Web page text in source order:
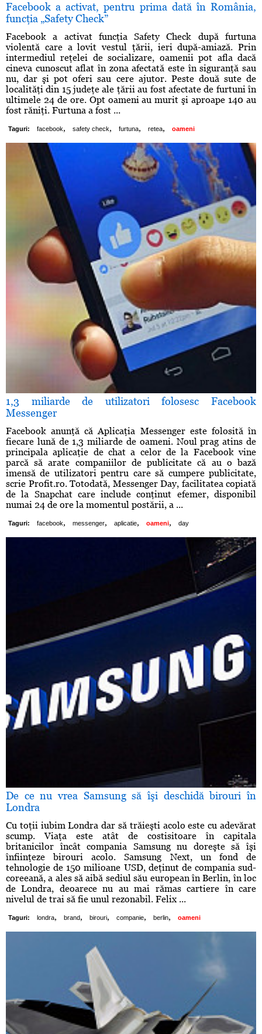
Facebook a activat, pentru prima dată în România,
funcţia „Safety Check”
Facebook a activat funcţia Safety Check după furtuna
violentă care a lovit vestul ţării, ieri după-amiază. Prin
intermediul reţelei de socializare, oamenii pot afla dacă
cineva cunoscut aflat în zona afectată este în siguranţă sau
nu, dar şi pot oferi sau cere ajutor. Peste două sute de
localităţi din 15 judeţe ale ţării au fost afectate de furtuni în
ultimele 24 de ore. Opt oameni au murit şi aproape 140 au
fost răniţi. Furtuna a fost ...
Taguri: facebook, safety check, furtuna, retea, oameni
1,3 miliarde de utilizatori folosesc Facebook
Messenger
Facebook anunţă că Aplicaţia Messenger este folosită în
fiecare lună de 1,3 miliarde de oameni. Noul prag atins de
principala aplicaţie de chat a celor de la Facebook vine
parcă să arate companiilor de publicitate că au o bază
imensă de utilizatori pentru care să cumpere publicitate,
scrie Profit.ro. Totodată, Messenger Day, facilitatea copiată
de la Snapchat care include conţinut efemer, disponibil
numai 24 de ore la momentul postării, a ...
Taguri: facebook, messenger, aplicatie, oameni, day
De ce nu vrea Samsung să îşi deschidă birouri în
Londra
Cu toţii iubim Londra dar să trăieşti acolo este cu adevărat
scump. Viaţa este atât de costisitoare în capitala
britanicilor încât compania Samsung nu doreşte să îşi
înfiinţeze birouri acolo. Samsung Next, un fond de
tehnologie de 150 milioane USD, deţinut de compania sud-
coreeană, a ales să aibă sediul său european în Berlin, în loc
de Londra, deoarece nu au mai rămas cartiere în care
nivelul de trai să fie unul rezonabil. Felix ...
Taguri: londra, brand, birouri, companie, berlin, oameni